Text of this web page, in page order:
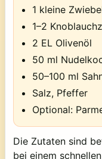
1 kleine
1–2
2 EL Olivenöl
50 ml
50–100 ml
Salz, Pfeffer
Optional:
Die Zutaten sind
bei einem